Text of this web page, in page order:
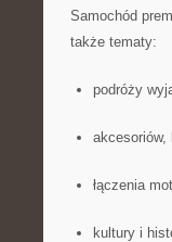
Samochód
także tematy:
podróży
akcesoriów,
łączenia
kultury i